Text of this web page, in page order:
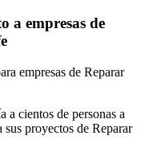
a empresas de
empresas de Reparar
a cientos de personas a
proyectos de Reparar